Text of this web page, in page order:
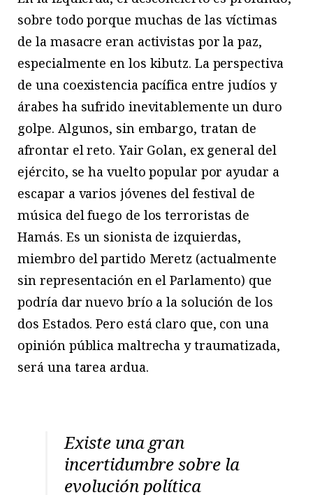
sobre todo porque muchas de las víctimas
de la masacre eran activistas por la paz,
especialmente en los kibutz. La perspectiva
de una coexistencia pacífica entre judíos y
árabes ha sufrido inevitablemente un duro
golpe. Algunos, sin embargo, tratan de
afrontar el reto. Yair Golan, ex general del
ejército, se ha vuelto popular por ayudar a
escapar a varios jóvenes del festival de
música del fuego de los terroristas de
Hamás. Es un sionista de izquierdas,
miembro del partido Meretz (actualmente
sin representación en el Parlamento) que
podría dar nuevo brío a la solución de los
dos Estados. Pero está claro que, con una
opinión pública maltrecha y traumatizada,
será una tarea ardua.
Existe una gran
incertidumbre sobre la
evolución política